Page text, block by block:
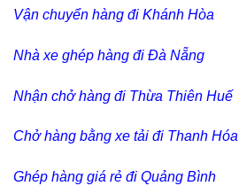
Vận chuyển hàng đi Khánh Hòa
Nhà xe ghép hàng đi Đà Nẵng
Nhận chở hàng đi Thừa Thiên Huế
Chở hàng bằng xe tải đi Thanh Hóa
Ghép hàng giá rẻ đi Quảng Bình